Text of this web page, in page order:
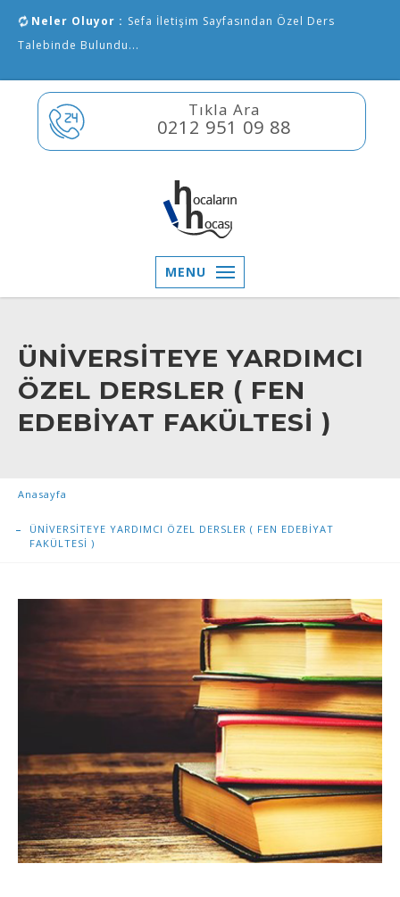
Neler Oluyor : Sefa İletişim Sayfasından Özel Ders
Talebinde Bulundu...
Tıkla Ara
0212 951 09 88
MENU
ÜNİVERSİTEYE YARDIMCI
ÖZEL DERSLER ( FEN
EDEBİYAT FAKÜLTESİ )
Anasayfa
ÜNİVERSİTEYE YARDIMCI ÖZEL DERSLER ( FEN EDEBİYAT
FAKÜLTESİ )